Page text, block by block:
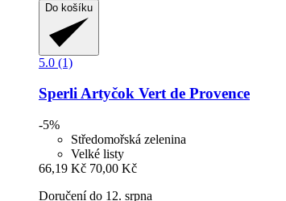
Do košíku
5.0 (1)
SperliArtyčok Vert de Provence
-5%
Středomořská zelenina
Velké listy
66,19 Kč 70,00 Kč
Doručení do 12. srpna